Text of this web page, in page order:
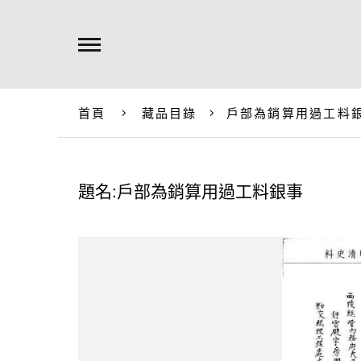
首頁 藏品目錄 戶部為銷算用過工料
題名:戶部為銷算用過工料銀事